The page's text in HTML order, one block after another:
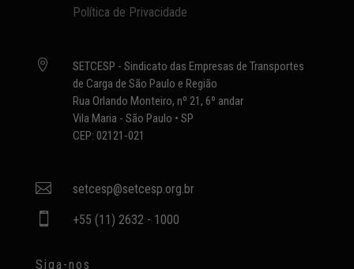
Política de Privacidade

SETCESP - Sindicato das Empresas de Transportes
de Carga de São Paulo e Região
Rua Orlando Monteiro, nº 21, 6º andar
Vila Maria - São Paulo • SP
CEP: 02121-021
 setcesp@setcesp.org.br
 +55 (11) 2632 - 1000
Siga-nos